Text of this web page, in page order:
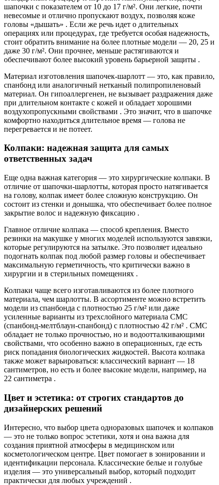
шапочки с показателем от 10 до 17 г/м². Они легкие, почти
невесомые и отлично пропускают воздух, позволяя коже
головы «дышать» . Если же речь идет о длительных
операциях или процедурах, где требуется особая надежность,
стоит обратить внимание на более плотные модели — 20, 25 и
даже 30 г/м². Они прочнее, меньше растягиваются и
обеспечивают более высокий уровень барьерной защиты .
Материал изготовления шапочек-шарлотт — это, как правило,
спанбонд или аналогичный нетканый полипропиленовый
материал. Он гипоаллергенен, не вызывает раздражения даже
при длительном контакте с кожей и обладает хорошими
воздухопропускными свойствами . Это значит, что в шапочке
комфортно находиться длительное время — голова не
перегревается и не потеет.
Колпаки: надежная защита для самых
ответственных задач
Еще одна важная категория — это хирургические колпаки. В
отличие от шапочки-шарлотты, которая просто натягивается
на голову, колпак имеет более сложную конструкцию. Он
состоит из стенки и донышка, что обеспечивает более полное
закрытие волос и надежную фиксацию .
Главное отличие колпака — способ крепления. Вместо
резинки на макушке у многих моделей используются завязки,
которые регулируются на затылке. Это позволяет идеально
подогнать колпак под любой размер головы и обеспечивает
максимальную герметичность, что критически важно в
хирургии и в стерильных помещениях .
Колпаки чаще всего изготавливаются из более плотного
материала, чем шарлотты. В ассортименте можно встретить
модели из спанбонда с плотностью 25 г/м² или даже
усиленные варианты из трехслойного материала СМС
(спанбонд-мелтблаун-спанбонд) с плотностью 42 г/м² . СМС
обладает не только прочностью, но и водоотталкивающими
свойствами, что особенно важно в операционных, где есть
риск попадания биологических жидкостей. Высота колпака
также может варьироваться: классический вариант — 18
сантиметров, но есть и более высокие модели, например, на
22 сантиметра .
Цвет и эстетика: от строгих стандартов до
дизайнерских решений
Интересно, что выбор цвета одноразовых шапочек и колпаков
— это не только вопрос эстетики, хотя и она важна для
создания приятной атмосферы в медицинском или
косметологическом центре. Цвет помогает в зонировании и
идентификации персонала. Классические белые и голубые
изделия — это универсальный выбор, который подходит
практически для любых учреждений .